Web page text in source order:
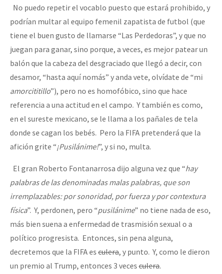
No puedo repetir el vocablo puesto que estará prohibido, y
podrían multar al equipo femenil zapatista de futbol (que
tiene el buen gusto de llamarse “Las Perdedoras”, y que no
juegan para ganar, sino porque, a veces, es mejor patear un
balón que la cabeza del desgraciado que llegó a decir, con
desamor, “hasta aquí nomás” y anda vete, olvídate de “mi
amorcititillo”), pero no es homofóbico, sino que hace
referencia a una actitud en el campo. Y también es como,
en el sureste mexicano, se le llama a los pañales de tela
donde se cagan los bebés. Pero la FIFA pretenderá que la
afición grite “¡Pusilánime!”, y si no, multa.
El gran Roberto Fontanarrosa dijo alguna vez que “hay
palabras de las denominadas malas palabras, que son
irremplazables: por sonoridad, por fuerza y por contextura
física”. Y, perdonen, pero “pusilánime” no tiene nada de eso,
más bien suena a enfermedad de trasmisión sexual o a
político progresista. Entonces, sin pena alguna,
decretemos que la FIFA es culera, y punto. Y, como le dieron
un premio al Trump, entonces 3 veces culera.